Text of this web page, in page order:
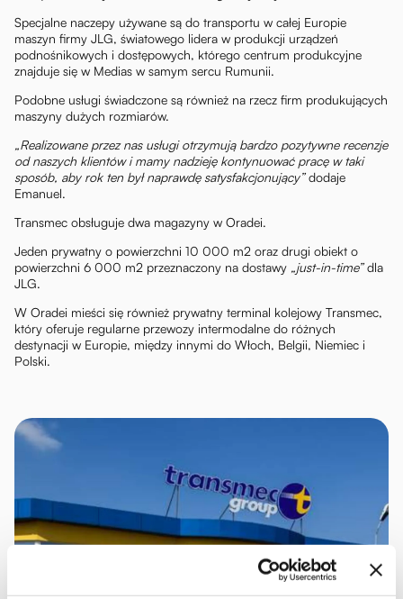
Specjalne naczepy używane są do transportu w całej Europie
maszyn firmy JLG, światowego lidera w produkcji urządzeń
podnośnikowych i dostępowych, którego centrum produkcyjne
znajduje się w Medias w samym sercu Rumunii.
Podobne usługi świadczone są również na rzecz firm produkujących
maszyny dużych rozmiarów.
„Realizowane przez nas usługi otrzymują bardzo pozytywne recenzje
od naszych klientów i mamy nadzieję kontynuować pracę w taki
sposób, aby rok ten był naprawdę satysfakcjonujący”dodaje
Emanuel.
Transmec obsługuje dwa magazyny w Oradei.
Jeden prywatny o powierzchni 10 000 m2 oraz drugi obiekt o
powierzchni 6 000 m2 przeznaczony na dostawy „just-in-time”dla
JLG.
W Oradei mieści się również prywatny terminal kolejowy Transmec,
który oferuje regularne przewozy intermodalne do różnych
destynacji w Europie, między innymi do Włoch, Belgii, Niemiec i
Polski.